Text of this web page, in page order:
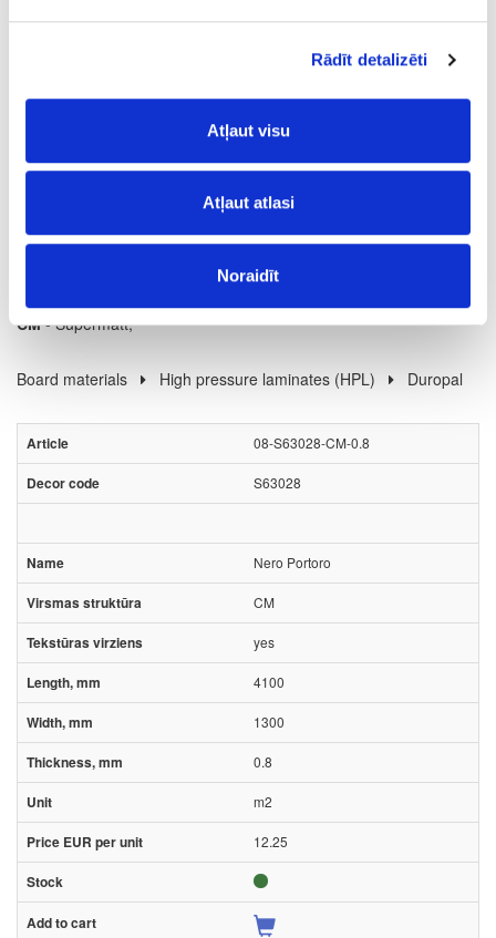
Rādīt detalizēti
Atļaut visu
Atļaut atlasi
Noraidīt
CM- Supermatt;
Board materials High pressure laminates (HPL) Duropal
08-S63028-CM-0.8
S63028
Nero Portoro
CM
yes
4100
1300
0.8
m2
12.25